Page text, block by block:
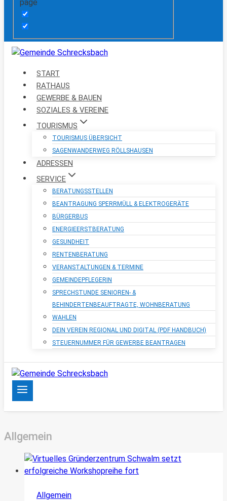
page
START
RATHAUS
GEWERBE & BAUEN
SOZIALES & VEREINE
TOURISMUS
TOURISMUS ÜBERSICHT
SAGENWANDERWEG RÖLLSHAUSEN
ADRESSEN
SERVICE
BERATUNGSSTELLEN
BEANTRAGUNG SPERRMÜLL & ELEKTROGERÄTE
BÜRGERBUS
ENERGIEERSTBERATUNG
GESUNDHEIT
RENTENBERATUNG
VERANSTALTUNGEN & TERMINE
GEMEINDEPFLEGERIN
SPRECHSTUNDE SENIOREN- &
BEHINDERTENBEAUFTRAGTE, WOHNBERATUNG
WAHLEN
DEIN VEREIN REGIONAL UND DIGITAL (PDF HANDBUCH)
STEUERNUMMER FÜR GEWERBE BEANTRAGEN
Allgemein
Allgemein